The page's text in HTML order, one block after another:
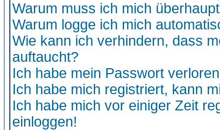
Warum muss ich mich
Warum logge ich mich
Wie kann ich verhindern, dass
auftaucht?
Ich habe mein Passwort
Ich habe mich registriert, kann
Ich habe mich vor einiger Zeit
einloggen!